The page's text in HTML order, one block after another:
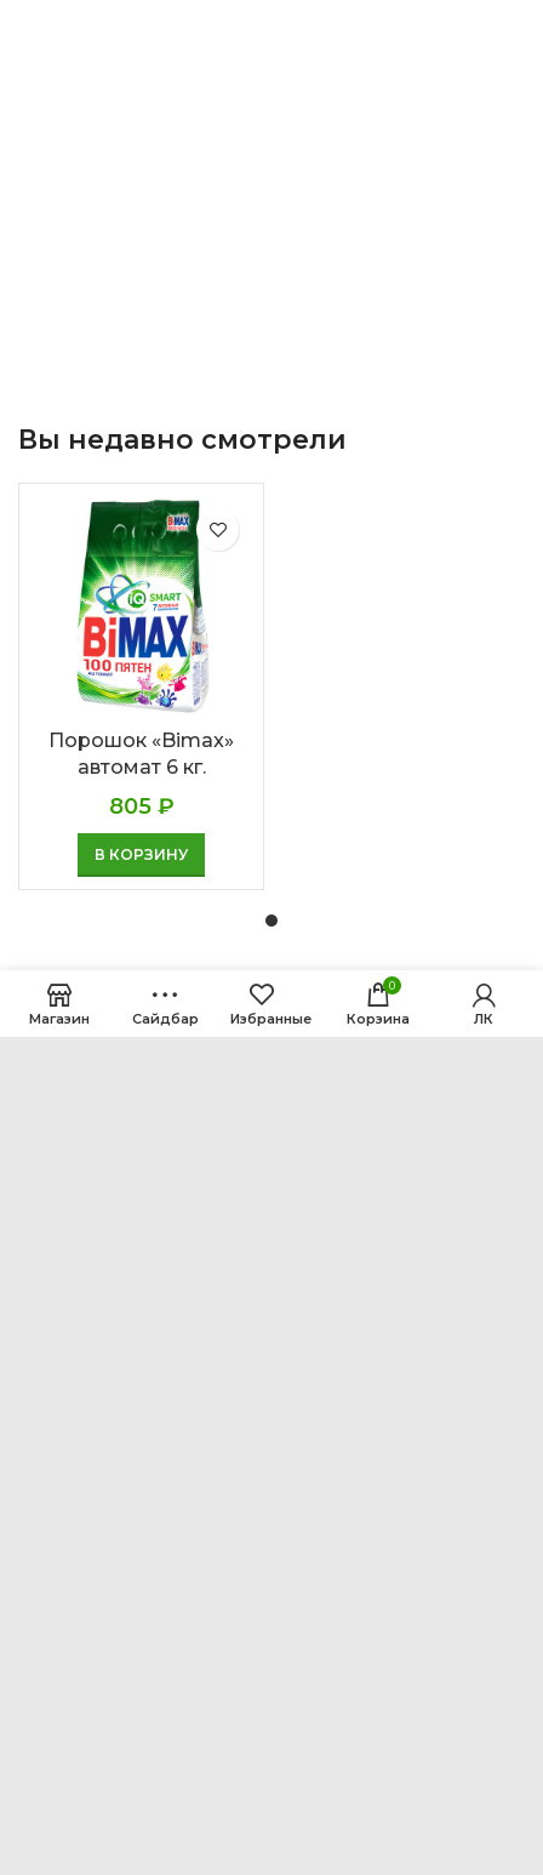
Вы недавно смотрели
Порошок «Bimax»
автомат 6 кг.
805 ₽
В КОРЗИНУ
Магазин Сайдбар Избранные
0
Корзина ЛК